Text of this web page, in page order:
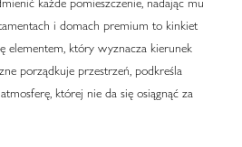
i domach premium to kinkiet
elementem, który wyznacza kierunek
porządkuje przestrzeń, podkreśla
której nie da się osiągnąć za